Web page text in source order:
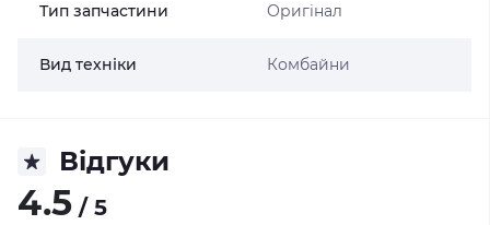
Тип запчастини Оригінал
Вид техніки Комбайни
Відгуки
4.5 / 5